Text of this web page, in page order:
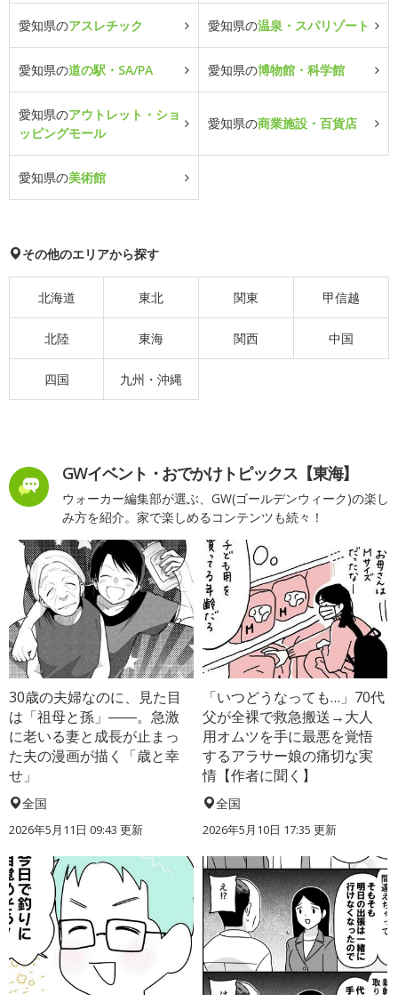
愛知県のアスレチック 愛知県の温泉・スパリゾート
愛知県の道の駅・SA/PA 愛知県の博物館・科学館
愛知県のアウトレット・ショ
ッピングモール
愛知県の商業施設・百貨店
愛知県の美術館
その他のエリアから探す
北海道 東北 関東 甲信越
北陸 東海 関西 中国
四国 九州・沖縄
GWイベント・おでかけトピックス【東海】
ウォーカー編集部が選ぶ、GW(ゴールデンウィーク)の楽し
み方を紹介。家で楽しめるコンテンツも続々！
30歳の夫婦なのに、見た目
は「祖母と孫」――。急激
に老いる妻と成長が止まっ
た夫の漫画が描く「歳と幸
せ」
全国
2026年5月11日 09:43 更新
「いつどうなっても…」70代
父が全裸で救急搬送→大人
用オムツを手に最悪を覚悟
するアラサー娘の痛切な実
情【作者に聞く】
全国
2026年5月10日 17:35 更新